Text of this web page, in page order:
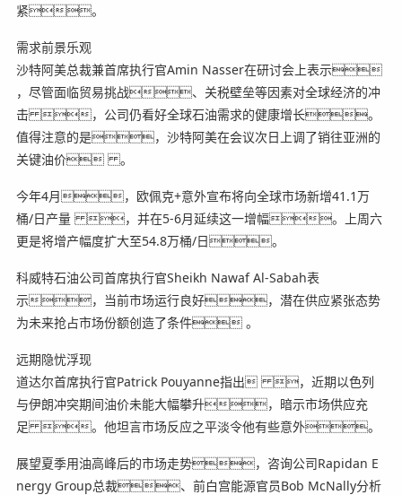
紧。
需求前景乐观
沙特阿美总裁兼首席执行官Amin Nasser在研讨会上表示
，尽管面临贸易挑战、关税壁垒等因素对全球经济的冲
击 ，公司仍看好全球石油需求的健康增长。
值得注意的是，沙特阿美在会议次日上调了销往亚洲的
关键油价 。
今年4月，欧佩克+意外宣布将向全球市场新增41.1万
桶/日产量 ，并在5-6月延续这一增幅。上周六
更是将增产幅度扩大至54.8万桶/日。
科威特石油公司首席执行官Sheikh Nawaf Al-Sabah表
示，当前市场运行良好，潜在供应紧张态势
为未来抢占市场份额创造了条件 。
远期隐忧浮现
道达尔首席执行官Patrick Pouyanne指出 ，近期以色列
与伊朗冲突期间油价未能大幅攀升，暗示市场供应充
足 。他坦言市场反应之平淡令他有些意外。
展望夏季用油高峰后的市场走势，咨询公司Rapidan E
nergy Group总裁、前白宫能源官员Bob McNally分析